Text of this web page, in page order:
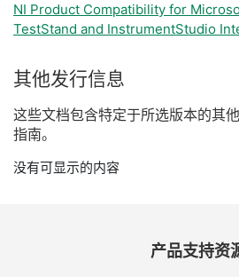
NI Product Compatibility for
TestStand and InstrumentStudio
其他发行信息
这些文档包含特定于所选版本的其他
指南。
没有可显示的内容
产品支持资